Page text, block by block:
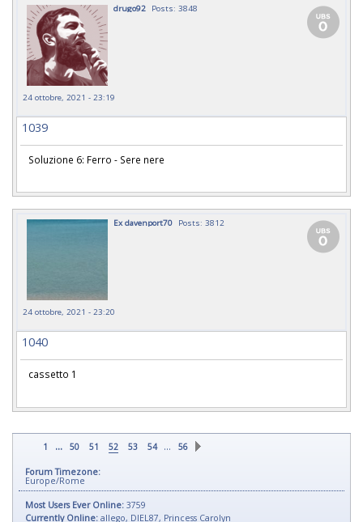
drugo92 Posts: 3848
24 ottobre, 2021 - 23:19
1039
Soluzione 6: Ferro - Sere nere
Ex davenport70 Posts: 3812
24 ottobre, 2021 - 23:20
1040
cassetto 1
1 ... 50 51 52 53 54 … 56
Forum Timezone:
Europe/Rome
Most Users Ever Online: 3759
Currently Online: allego, DIEL87, Princess Carolyn